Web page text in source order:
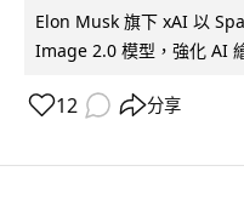
Elon Musk 旗下 xAI 以
Image 2.0 模型，強化 AI
12 分享